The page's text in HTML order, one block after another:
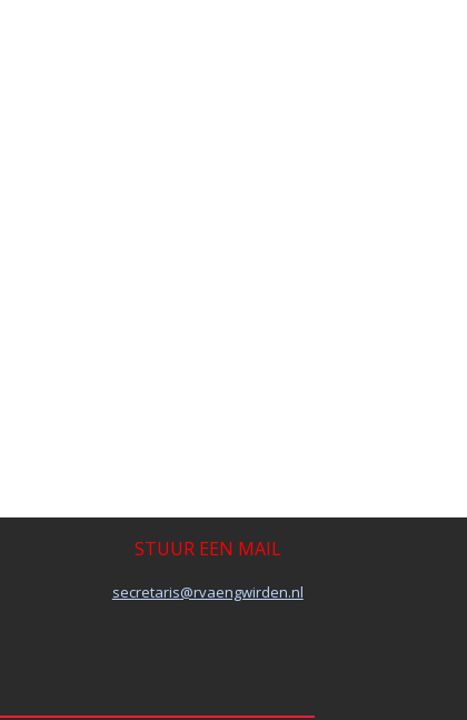
STUUR EEN MAIL
siraterces@rvaengwirden.nl